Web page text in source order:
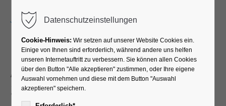
Abnahme des
Sportabzeichens durch
Datenschutzeinstellungen
Cookie-Hinweis: Wir setzen auf unserer Website Cookies ein.
Einige von Ihnen sind erforderlich, während andere uns helfen
unseren Internetauftritt zu verbessern. Sie können allen Cookies
über den Button "Alle akzeptieren" zustimmen, oder Ihre eigene
Auswahl vornehmen und diese mit dem Button "Auswahl
akzeptieren" speichern.